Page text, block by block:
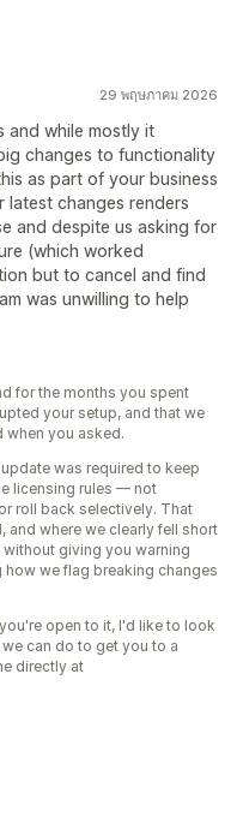
29 พฤษภาคม 2026
and while mostly it
changes to functionality
as part of your business
latest changes renders
and despite us asking for
(which worked
but to cancel and find
was unwilling to help
for the months you spent
your setup, and that we
when you asked.
was required to keep
licensing rules — not
roll back selectively. That
and where we clearly fell short
giving you warning
we flag breaking changes
open to it, I'd like to look
can do to get you to a
directly at